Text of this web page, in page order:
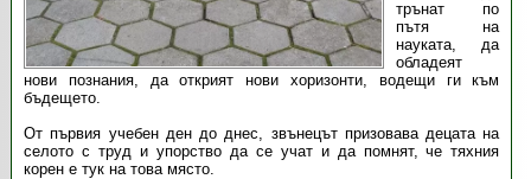
трънат по
пътя на
науката, да
обладеят
нови познания, да открият нови хоризонти, водещи ги към
бъдещето.
От първия учебен ден до днес, звънецът призовава децата на
селото с труд и упорство да се учат и да помнят, че тяхния
корен е тук на това място.